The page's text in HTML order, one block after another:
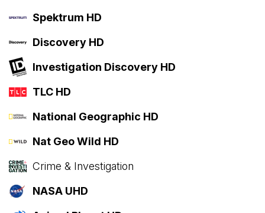
Spektrum HD
Discovery HD
Investigation Discovery HD
TLC HD
National Geographic HD
Nat Geo Wild HD
Crime & Investigation
NASA UHD